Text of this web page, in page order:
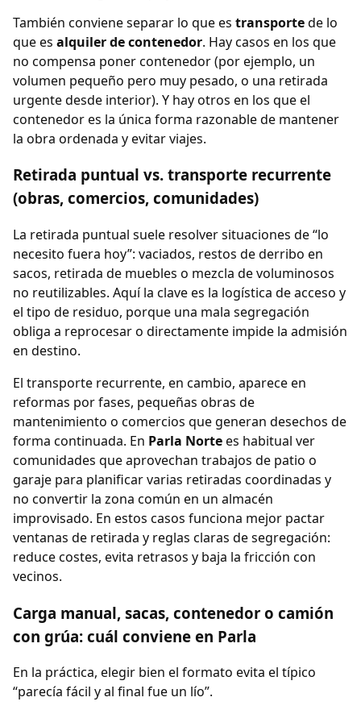
También conviene separar lo que es transportede lo
que es alquiler de contenedor. Hay casos en los que
no compensa poner contenedor (por ejemplo, un
volumen pequeño pero muy pesado, o una retirada
urgente desde interior). Y hay otros en los que el
contenedor es la única forma razonable de mantener
la obra ordenada y evitar viajes.
Retirada puntual vs. transporte recurrente
(obras, comercios, comunidades)
La retirada puntual suele resolver situaciones de “lo
necesito fuera hoy”: vaciados, restos de derribo en
sacos, retirada de muebles o mezcla de voluminosos
no reutilizables. Aquí la clave es la logística de acceso y
el tipo de residuo, porque una mala segregación
obliga a reprocesar o directamente impide la admisión
en destino.
El transporte recurrente, en cambio, aparece en
reformas por fases, pequeñas obras de
mantenimiento o comercios que generan desechos de
forma continuada. En Parla Nortees habitual ver
comunidades que aprovechan trabajos de patio o
garaje para planificar varias retiradas coordinadas y
no convertir la zona común en un almacén
improvisado. En estos casos funciona mejor pactar
ventanas de retirada y reglas claras de segregación:
reduce costes, evita retrasos y baja la fricción con
vecinos.
Carga manual, sacas, contenedor o camión
con grúa: cuál conviene en Parla
En la práctica, elegir bien el formato evita el típico
“parecía fácil y al final fue un lío”.